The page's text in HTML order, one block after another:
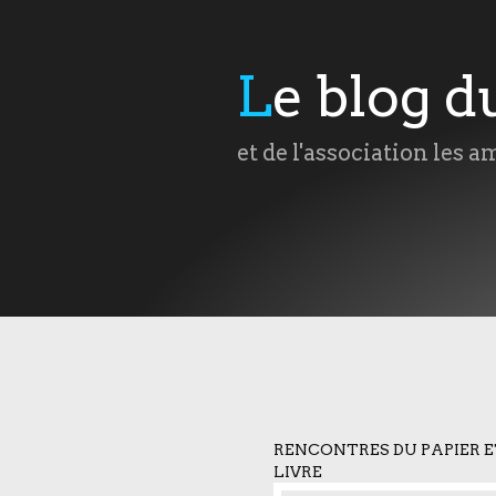
Le blog
et de l'association les
RENCONTRES DU PAPIER
LIVRE